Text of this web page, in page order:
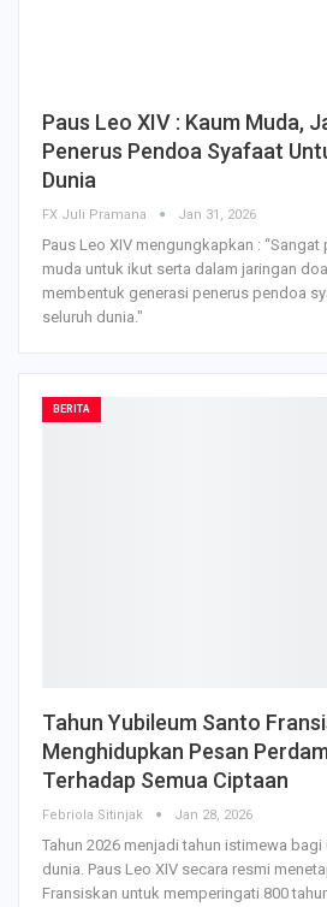
Paus Leo XIV : Kaum Muda,
Penerus Pendoa Syafaat
Dunia
FX Juli Pramana Jan 31, 2026
Paus Leo XIV mengungkapkan :
muda untuk ikut serta dalam jaringan
membentuk generasi penerus pendoa
seluruh dunia."
BERITA
Tahun Yubileum Santo
Menghidupkan Pesan
Terhadap Semua Ciptaan
Febriola Sitinjak Jan 28, 2026
Tahun 2026 menjadi tahun istimewa
dunia. Paus Leo XIV secara resmi
Fransiskan untuk memperingati 800